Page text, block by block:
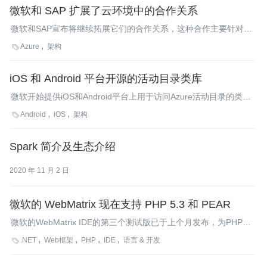
微软和 SAP 扩展了云环境中的合作关系
微软和SAP宣布将继续拓展它们的合作关系，这种合作主要针对在
Azure云平台上对SAP产品的支持。目前双方已合作推出了一系列
Azure 架构
iOS 和 Android 平台开源的活动目录类库
微软开始提供iOS和Android平台上用于访问Azure活动目录的类库
预览版。这些类库采用Apache 2许可，并已经发布到github。
Android iOS 架构
Spark 简介及生态介绍
2020 年 11 月 2 日
微软的 WebMatrix 现在支持 PHP 5.3 和 PEAR
微软的WebMatrix IDE的第三个测试版已于上个月发布，为PHP提
供了强有力的支持。PHP的环境可以在PHP 5.2或5.3中选择；也支
 .NET Web框架 PHP IDE 语言 & 开发